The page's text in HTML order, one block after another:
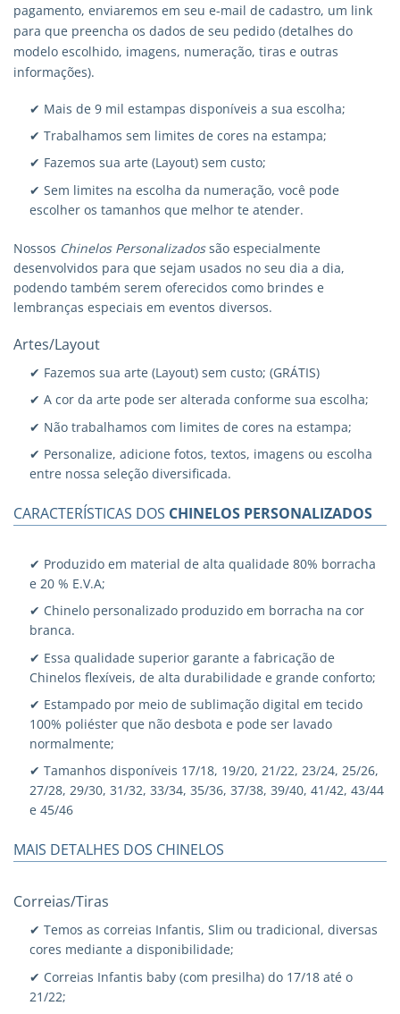
pagamento, enviaremos em seu e-mail de cadastro, um link
para que preencha os dados de seu pedido (detalhes do
modelo escolhido, imagens, numeração, tiras e outras
informações).
✔ Mais de 9 mil estampas disponíveis a sua escolha;
✔ Trabalhamos sem limites de cores na estampa;
✔ Fazemos sua arte (Layout) sem custo;
✔ Sem limites na escolha da numeração, você pode
escolher os tamanhos que melhor te atender.
Nossos Chinelos Personalizadossão especialmente
desenvolvidos para que sejam usados no seu dia a dia,
podendo também serem oferecidos como brindes e
lembranças especiais em eventos diversos.
Artes/Layout
✔ Fazemos sua arte (Layout) sem custo; (GRÁTIS)
✔ A cor da arte pode ser alterada conforme sua escolha;
✔ Não trabalhamos com limites de cores na estampa;
✔ Personalize, adicione fotos, textos, imagens ou escolha
entre nossa seleção diversificada.
CARACTERÍSTICAS DOS CHINELOS PERSONALIZADOS
✔ Produzido em material de alta qualidade 80% borracha
e 20 % E.V.A;
✔ Chinelo personalizado produzido em borracha na cor
branca.
✔ Essa qualidade superior garante a fabricação de
Chinelos flexíveis, de alta durabilidade e grande conforto;
✔ Estampado por meio de sublimação digital em tecido
100% poliéster que não desbota e pode ser lavado
normalmente;
✔ Tamanhos disponíveis 17/18, 19/20, 21/22, 23/24, 25/26,
27/28, 29/30, 31/32, 33/34, 35/36, 37/38, 39/40, 41/42, 43/44
e 45/46
MAIS DETALHES DOS CHINELOS
Correias/Tiras
✔ Temos as correias Infantis, Slim ou tradicional, diversas
cores mediante a disponibilidade;
✔ Correias Infantis baby (com presilha) do 17/18 até o
21/22;